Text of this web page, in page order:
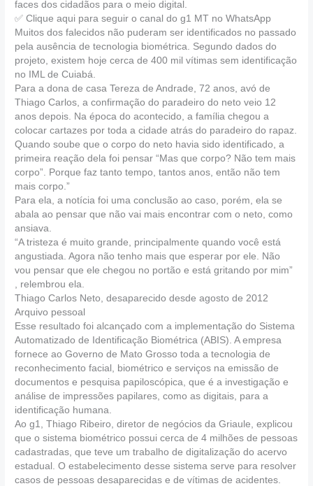
faces dos cidadãos para o meio digital.
✅ Clique aqui para seguir o canal do g1 MT no WhatsApp
Muitos dos falecidos não puderam ser identificados no passado
pela ausência de tecnologia biométrica. Segundo dados do
projeto, existem hoje cerca de 400 mil vítimas sem identificação
no IML de Cuiabá.
Para a dona de casa Tereza de Andrade, 72 anos, avó de
Thiago Carlos, a confirmação do paradeiro do neto veio 12
anos depois. Na época do acontecido, a família chegou a
colocar cartazes por toda a cidade atrás do paradeiro do rapaz.
Quando soube que o corpo do neto havia sido identificado, a
primeira reação dela foi pensar “Mas que corpo? Não tem mais
corpo”. Porque faz tanto tempo, tantos anos, então não tem
mais corpo.”
Para ela, a notícia foi uma conclusão ao caso, porém, ela se
abala ao pensar que não vai mais encontrar com o neto, como
ansiava.
“A tristeza é muito grande, principalmente quando você está
angustiada. Agora não tenho mais que esperar por ele. Não
vou pensar que ele chegou no portão e está gritando por mim”
, relembrou ela.
Thiago Carlos Neto, desaparecido desde agosto de 2012
Arquivo pessoal
Esse resultado foi alcançado com a implementação do Sistema
Automatizado de Identificação Biométrica (ABIS). A empresa
fornece ao Governo de Mato Grosso toda a tecnologia de
reconhecimento facial, biométrico e serviços na emissão de
documentos e pesquisa papiloscópica, que é a investigação e
análise de impressões papilares, como as digitais, para a
identificação humana.
Ao g1, Thiago Ribeiro, diretor de negócios da Griaule, explicou
que o sistema biométrico possui cerca de 4 milhões de pessoas
cadastradas, que teve um trabalho de digitalização do acervo
estadual. O estabelecimento desse sistema serve para resolver
casos de pessoas desaparecidas e de vítimas de acidentes.